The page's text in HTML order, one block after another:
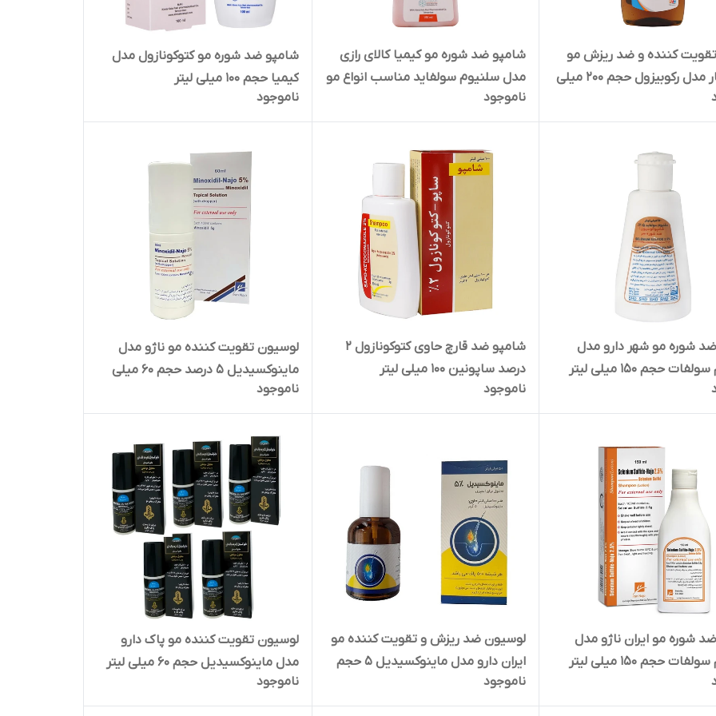
کننده و ضد ریزش مو
نوتک فار مدل رکوبیزول حجم 200 میلی
شامپو ضد شوره مو کیمیا کالای رازی
مدل سلنیوم سولفاید مناسب انواع مو
حجم 150 میلی لیتر
ناموجود
شامپو ضد شوره مو کتوکونازول مدل
کیمیا حجم 100 میلی لیتر
ناموجود
شوره مو شهر دارو مدل
حجم 150 میلی لیتر
شامپو ضد قارچ حاوی کتوکونازول 2
درصد ساپونین 100 میلی لیتر
ناموجود
لوسیون تقویت کننده مو ناژو مدل
ماینوکسیدیل 5 درصد حجم 60 میلی
لیتر
ناموجود
شوره مو ایران ناژو مدل
حجم 150 میلی لیتر
لوسیون ضد ریزش و تقویت کننده مو
ایران دارو مدل ماینوکسیدیل 5 حجم
50 میلی لیتر
ناموجود
لوسیون تقویت کننده مو پاک دارو
مدل ماینوکسیدیل حجم 60 میلی لیتر
بسته 5 عددی
ناموجود